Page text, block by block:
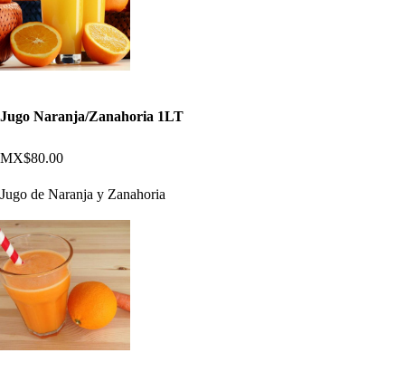
Jugo Naranja/Zanahoria 1LT
MX$80.00
Jugo de Naranja y Zanahoria